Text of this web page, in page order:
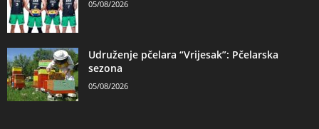
05/08/2026
Udruženje pčelara “Vrijesak”: Pčelarska
sezona
05/08/2026